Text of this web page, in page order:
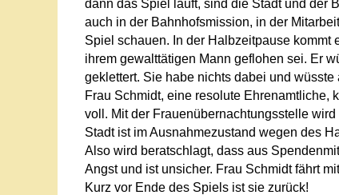
dann das Spiel läuft, sind die Stadt und der
auch in der Bahnhofsmission, in der
Spiel schauen. In der Halbzeitpause
ihrem gewalttätigen Mann geflohen sei. Er
geklettert. Sie habe nichts dabei und
Frau Schmidt, eine resolute Ehrenamtliche,
voll. Mit der Frauenübernachtungsstelle
Stadt ist im Ausnahmezustand wegen des
Also wird beratschlagt, dass aus
Angst und ist unsicher. Frau Schmidt fährt
Kurz vor Ende des Spiels ist sie zurück!